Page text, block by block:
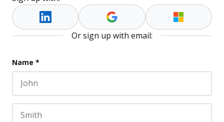
Or sign up with email:
Company
This field is for validation purposes and should be
Name *